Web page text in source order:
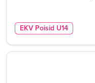
EKV Poisid U14